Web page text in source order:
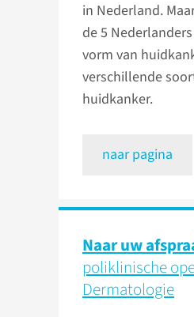
in Nederland.
de 5
vorm van
verschillende
huidkanker.
naar pagina
Naar uw
poliklinische
Dermatologie